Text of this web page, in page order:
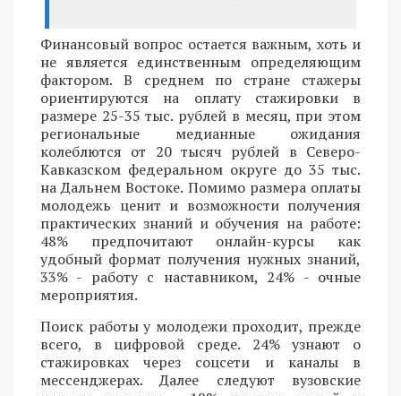
Финансовый вопрос остается важным, хоть и
не является единственным определяющим
фактором. В среднем по стране стажеры
ориентируются на оплату стажировки в
размере 25-35 тыс. рублей в месяц, при этом
региональные медианные ожидания
колеблются от 20 тысяч рублей в Северо-
Кавказском федеральном округе до 35 тыс.
на Дальнем Востоке. Помимо размера оплаты
молодежь ценит и возможности получения
практических знаний и обучения на работе:
48% предпочитают онлайн-курсы как
удобный формат получения нужных знаний,
33% - работу с наставником, 24% - очные
мероприятия.
Поиск работы у молодежи проходит, прежде
всего, в цифровой среде. 24% узнают о
стажировках через соцсети и каналы в
мессенджерах. Далее следуют вузовские